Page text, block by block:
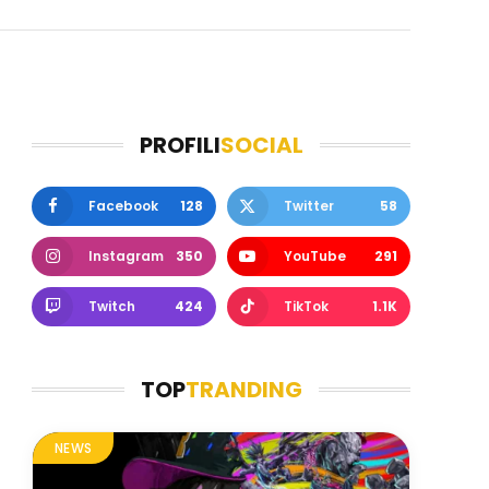
PROFILISOCIAL
Facebook 128 Twitter 58
Instagram 350 YouTube 291
Twitch 424 TikTok 1.1K
TOPTRANDING
NEWS